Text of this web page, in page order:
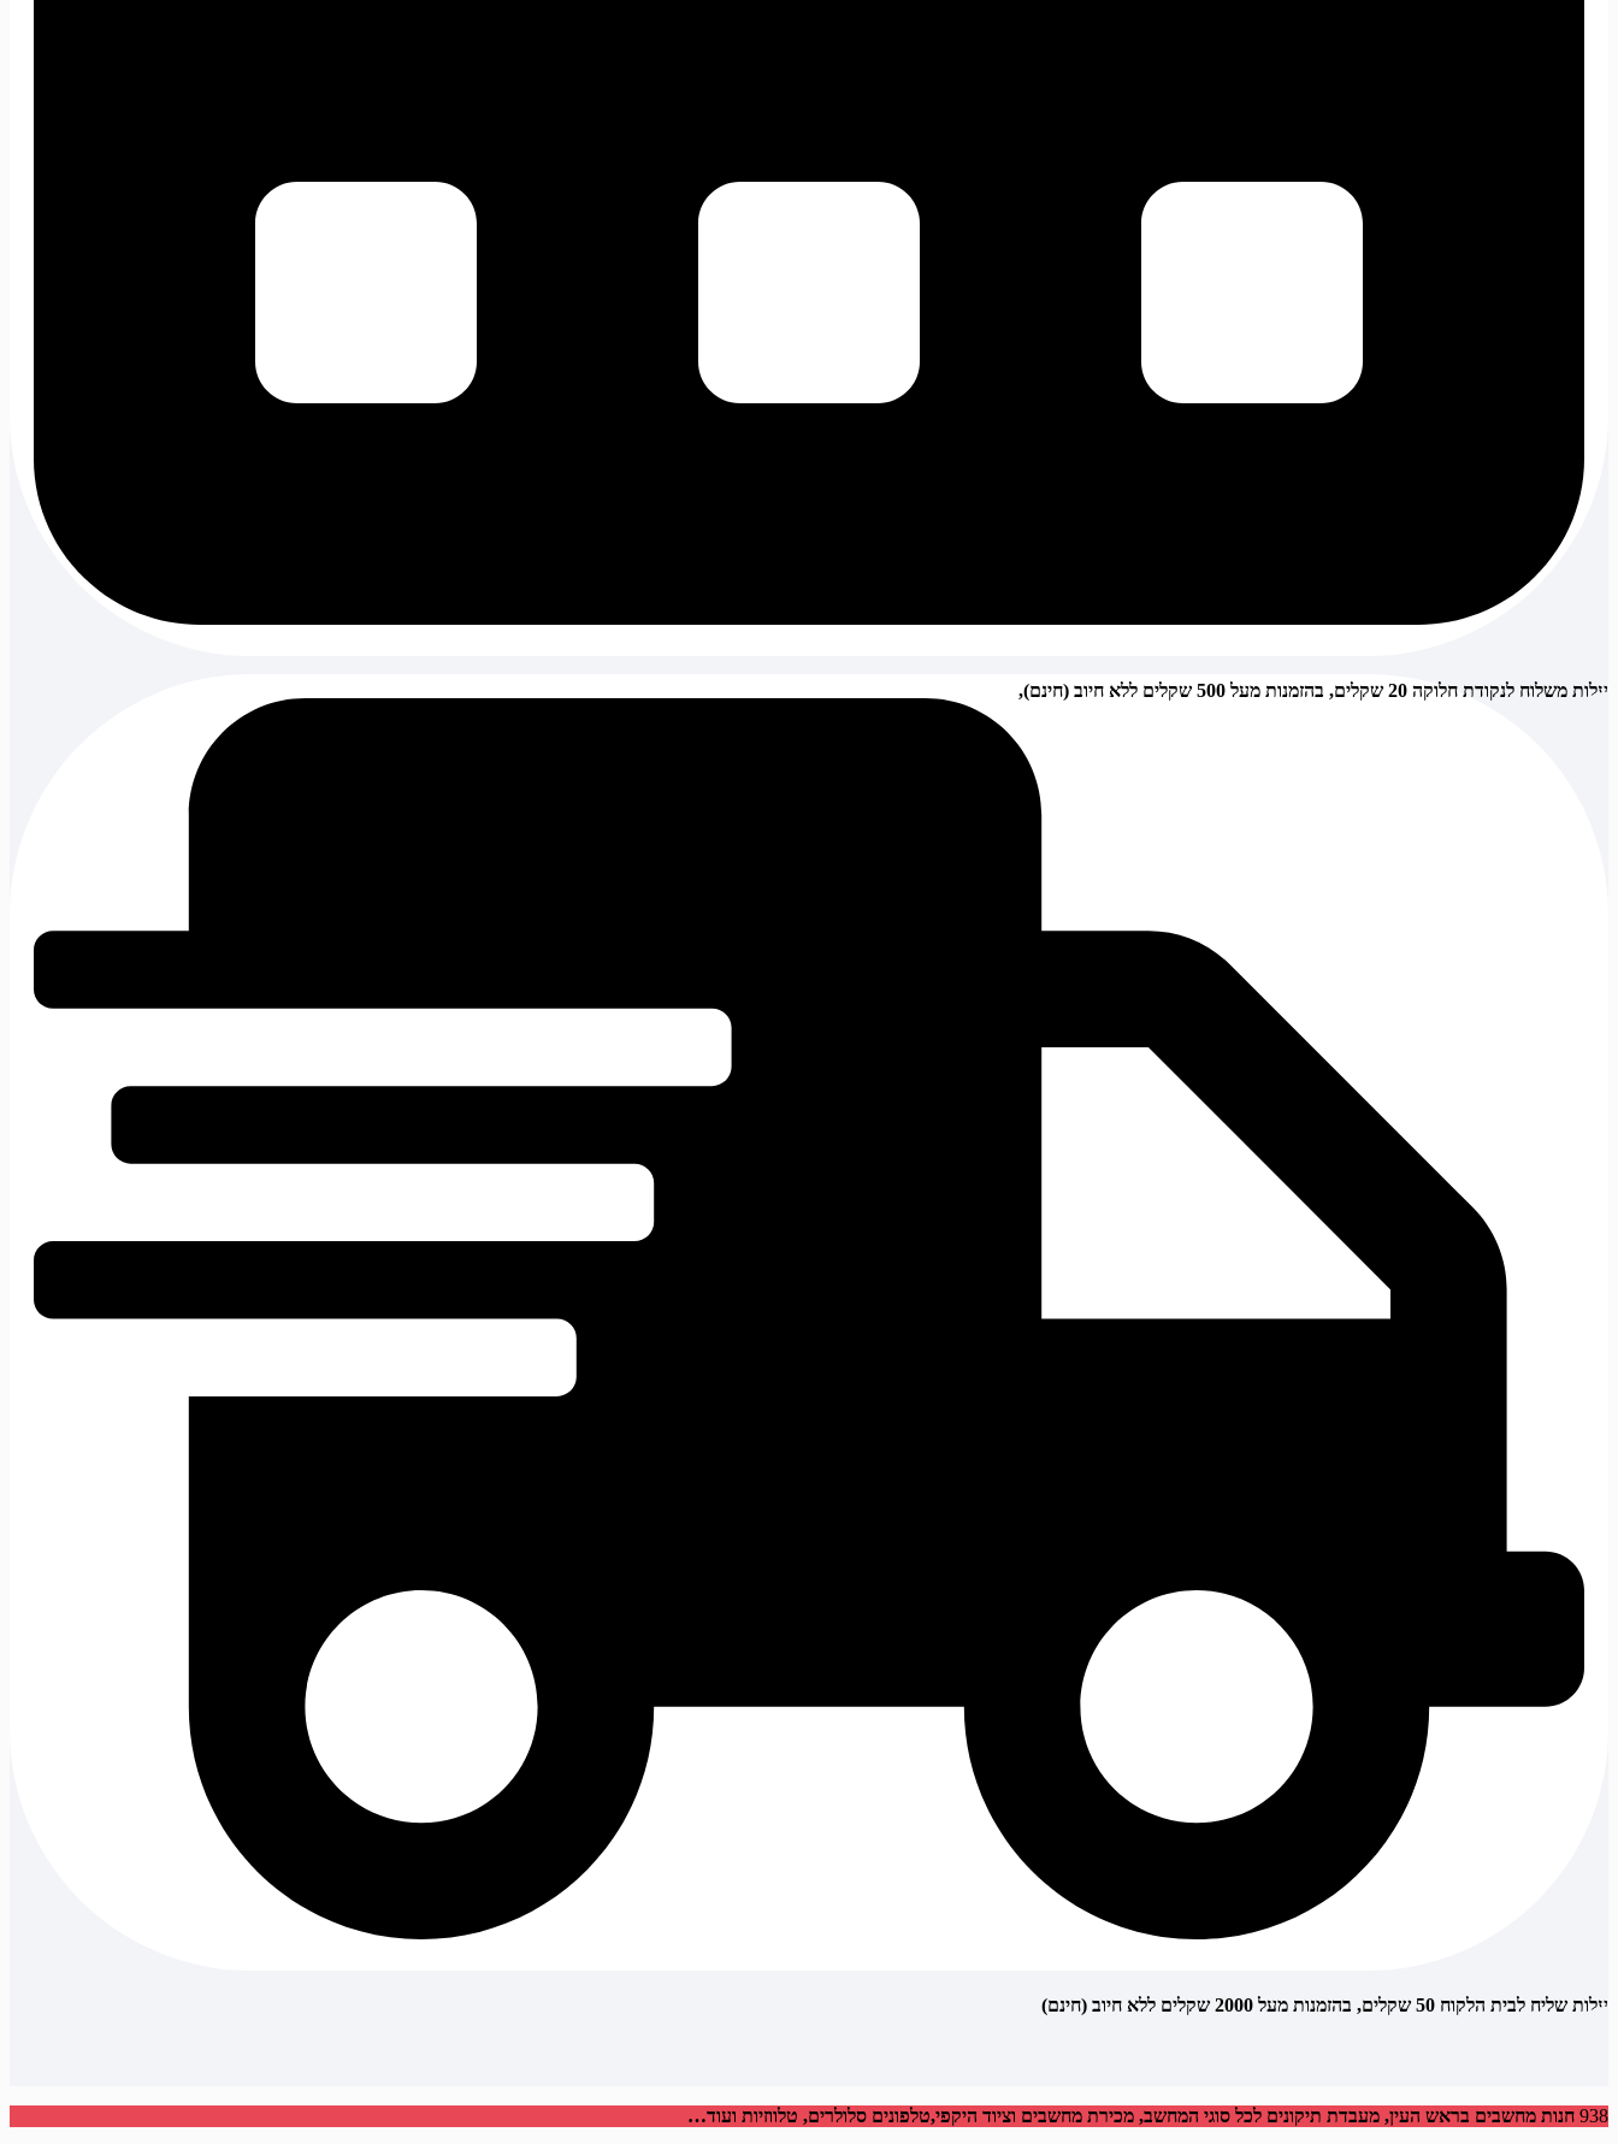
עלות משלוח לנקודת חלוקה 20 שקלים, בהזמנות מעל 500 שקלים ללא חיוב (חינם),
עלות שליח לבית הלקוח 50 שקלים, בהזמנות מעל 2000 שקלים ללא חיוב (חינם)
938 חנות מחשבים בראש העין, מעבדת תיקונים לכל סוגי המחשב, מכירת מחשבים וציוד היקפי,טלפונים סלולרים, טלווזיות ועוד…